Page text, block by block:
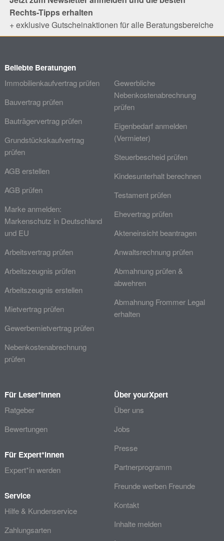
Rechts-Tipps erhalten
+ exklusive Gutscheinaktionen für alle Beratungsbereiche
Beliebte Beratungen
Immobilienkaufvertrag prüfen
Bauvertrag prüfen
Bauträgervertrag prüfen
Grundstückskaufvertrag
prüfen
AGB erstellen
AGB prüfen
Marke anmelden:
Markenschutz in Deutschland
und EU
Arbeitsvertrag prüfen
Arbeitszeugnis prüfen
Arbeitszeugnis erstellen
Mietvertrag prüfen
Gewerbemietvertrag prüfen
Nebenkostenabrechnung
prüfen
Gewerbliche
Nebenkostenabrechnung
prüfen
Eigenbedarf anmelden
(Vermieter)
Steuerbescheid prüfen
Kindesunterhalt berechnen
Testament prüfen
Ehevertrag prüfen
Akteneinsicht beantragen
Anwaltsrechnung prüfen
Abmahnung prüfen &
abwehren
Abmahnung Frommer Legal
erhalten
Für Leser*innen
Ratgeber
Bewertungen
Für Expert*innen
Expert*in werden
Service
Hilfe & Kundenservice
Zahlungsarten
Über yourXpert
Über uns
Jobs
Presse
Partnerprogramm
Freunde werben Freunde
Kontakt
Inhalte melden